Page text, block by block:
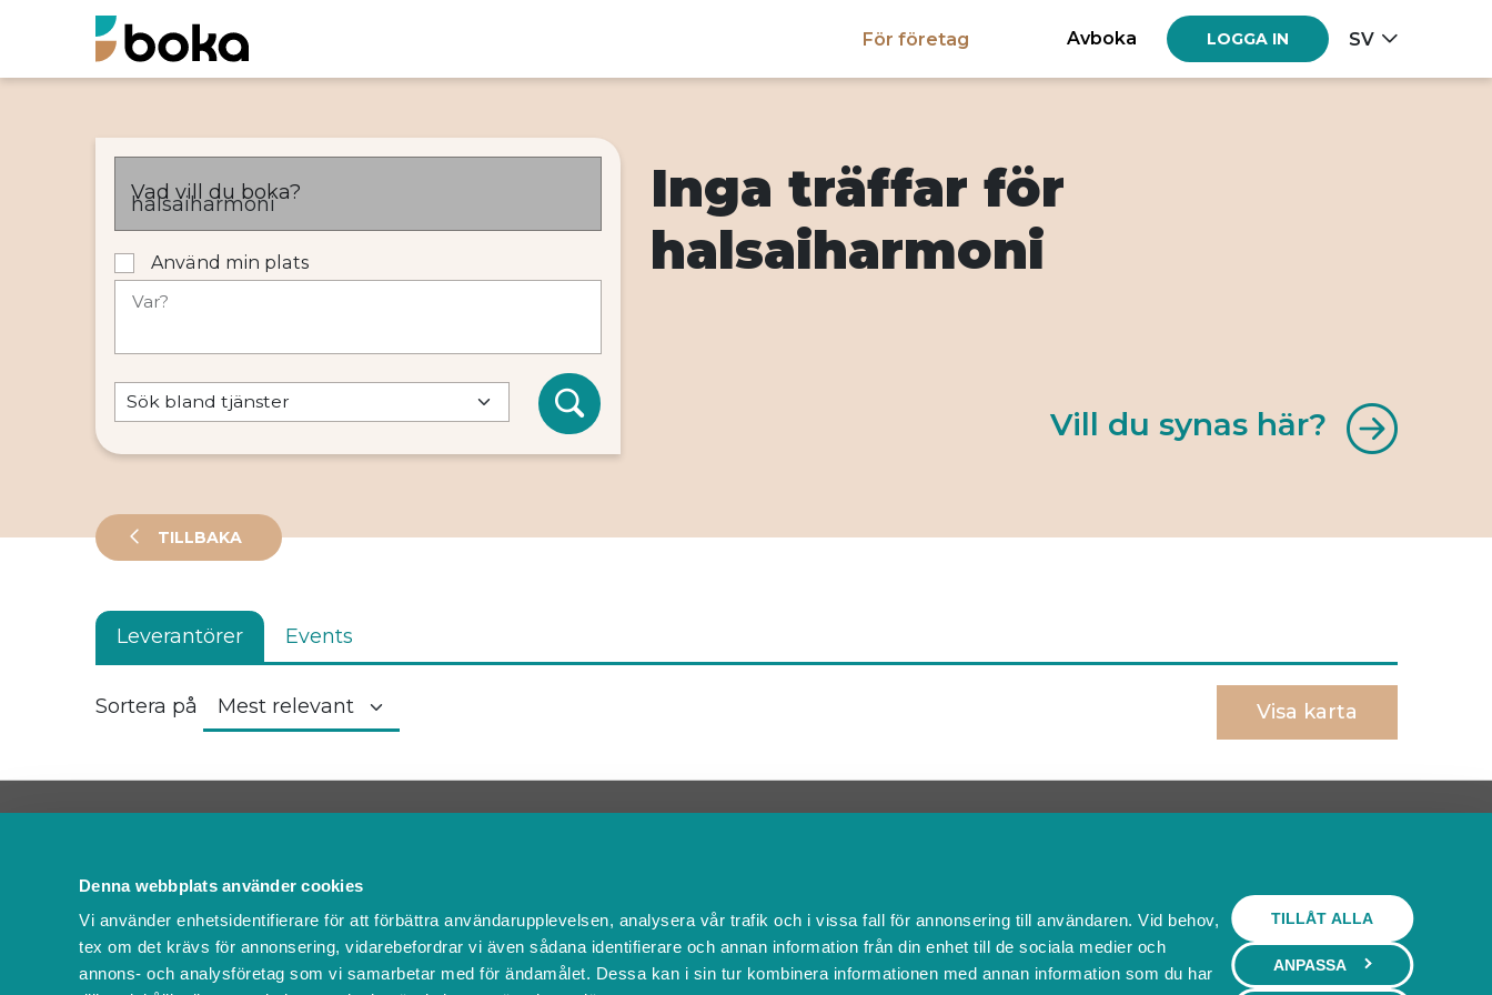
Denna webbplats använder cookies
Vi använder enhetsidentifierare för att förbättra användarupplevelsen, analysera vår trafik och i vissa fall för annonsering till användaren. Vid behov,
tex om det krävs för annonsering, vidarebefordrar vi även sådana identifierare och annan information från din enhet till de sociala medier och
annons- och analysföretag som vi samarbetar med för ändamålet. Dessa kan i sin tur kombinera informationen med annan information som du har
TILLÅT ALLA
ANPASSA
För företag Avboka LOGGA IN SV
Vad vill du boka?
Använd min plats
Var?
Inga träffar för
halsaiharmoni
Vill du synas här?
TILLBAKA
Leverantörer Events
Sortera på Visa karta
FAQ
Villkor & policyer
Ändra cookies
Vardagar 09.00 – 16.00
Lunchstängt 12.00 - 13.00